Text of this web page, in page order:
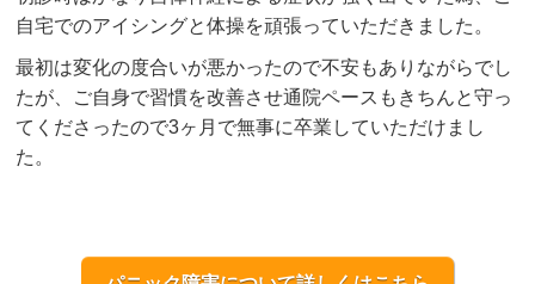
自宅でのアイシングと体操を頑張っていただきました。
最初は変化の度合いが悪かったので不安もありながらでし
たが、ご自身で習慣を改善させ通院ペースもきちんと守っ
てくださったので3ヶ月で無事に卒業していただけまし
た。